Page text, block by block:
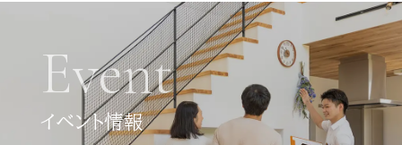
Event
イベント情報